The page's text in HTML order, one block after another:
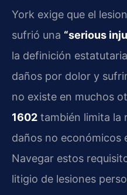
York exige que el
sufrió una “serious
la definición
daños por dolor y
no existe en muchos
1602 también limita la
daños no económicos
Navegar estos
litigio de lesiones